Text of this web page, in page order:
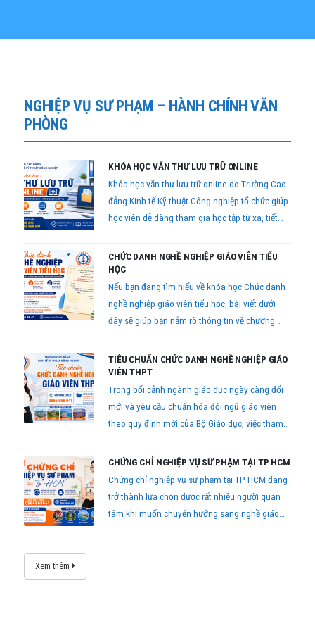
NGHIỆP VỤ SƯ PHẠM – HÀNH CHÍNH VĂN
PHÒNG
KHÓA HỌC VĂN THƯ LƯU TRỮ ONLINE
Khóa học văn thư lưu trữ online do Trường Cao
đẳng Kinh tế Kỹ thuật Công nghiệp tổ chức giúp
học viên dễ dàng tham gia học tập từ xa, tiết
thức và kỹ năng nghiệp vụ theo quy định hiện
hành.
CHỨC DANH NGHỀ NGHIỆP GIÁO VIÊN TIỂU
HỌC
Nếu bạn đang tìm hiểu về khóa học Chức danh
nghề nghiệp giáo viên tiểu học, bài viết dưới
đây sẽ giúp bạn nắm rõ thông tin về chương
đăng ký mới nhất hiện nay.
TIÊU CHUẨN CHỨC DANH NGHỀ NGHIỆP GIÁO
VIÊN THPT
Trong bối cảnh ngành giáo dục ngày càng đổi
mới và yêu cầu chuẩn hóa đội ngũ giáo viên
theo quy định mới của Bộ Giáo dục, việc tham
giáo viên THPT đang trở thành nhu cầu cần
thiết đối với nhiều giáo viên trên toàn quốc.
CHỨNG CHỈ NGHIỆP VỤ SƯ PHẠM TẠI TP HCM
Chứng chỉ nghiệp vụ sư phạm tại TP HCM đang
trở thành lựa chọn được rất nhiều người quan
tâm khi muốn chuyển hướng sang nghề giáo
Xem thêm